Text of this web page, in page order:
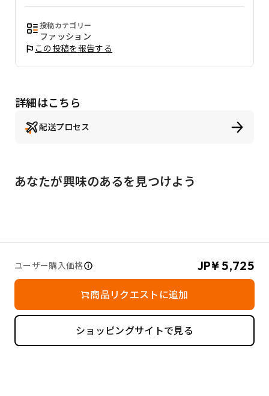
投稿カテゴリー
ファッション
この投稿を報告する
詳細はこちら
配送プロセス
あなたが興味のあるを見つけよう
ユーザー購入価格 JP¥ 5,725
商品リクエストに追加
ショッピングサイトで見る